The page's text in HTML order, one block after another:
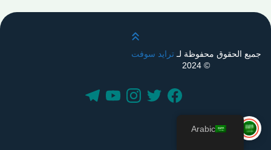
قم بالتمرير لأعلى
جميع الحقوق محفوظة لـترايد سوفت
© 2024
Arabic